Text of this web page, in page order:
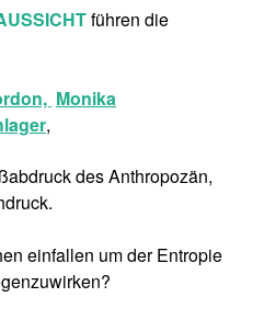
führen die
Monika
,
des Anthropozän,
einfallen um der Entropie